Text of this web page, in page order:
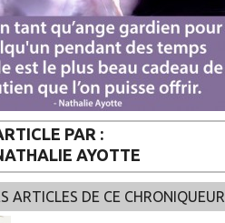
PAR :
AYOTTE
ARTICLES DE CE CHRONIQUEUR